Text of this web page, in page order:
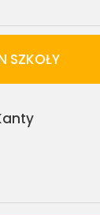
SZKOŁY